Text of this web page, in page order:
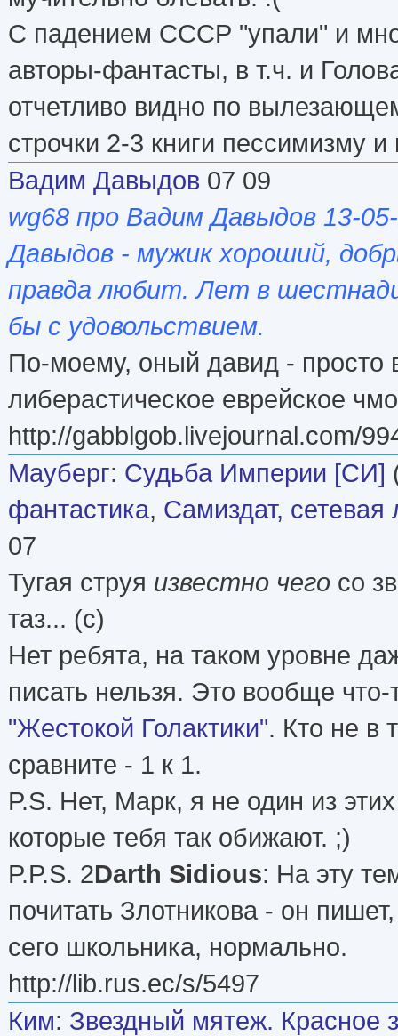
С падением СССР "упали" и
авторы-фантасты, в т.ч. и
отчетливо видно по
строчки 2-3 книги пессимизму и
Вадим Давыдов 07 09
wg68 про Вадим Давыдов 13-
Давыдов - мужик хороший,
правда любит. Лет в
бы с удовольствием.
По-моему, оный давид - просто
либерастическое еврейское
http://gabblgob.livejournal.com/
Мауберг: Судьба Империи [СИ]
фантастика, Самиздат, сетевая
07
Тугая струя известно чего со
таз... (с)
Нет ребята, на таком уровне
писать нельзя. Это вообще что-
"Жестокой Голактики". Кто не в
сравните - 1 к 1.
P.S. Нет, Марк, я не один из
которые тебя так обижают. ;)
P.P.S. 2Darth Sidious: На эту
почитать Злотникова - он
сего школьника, нормально.
http://lib.rus.ec/s/5497
Ким: Звездный мятеж. Красное